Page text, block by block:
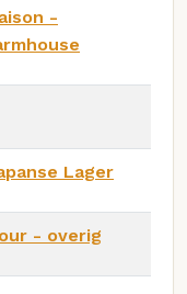
-
Lager
- overig